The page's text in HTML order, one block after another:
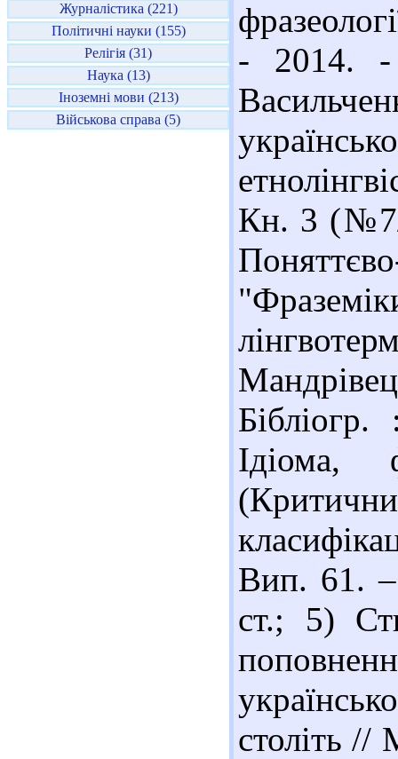
Журналістика (221)
Політичні науки (155)
Релігія (31)
Наука (13)
Іноземні мови (213)
Військова справа (5)
- 2014.
Кн. 3 (№7/
Ідіома,
Вип. 61. –
ст.; 5)
століть